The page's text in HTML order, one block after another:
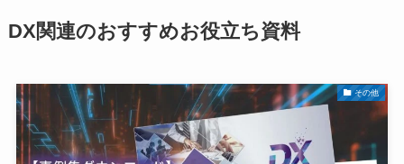
DX関連のおすすめお役立ち資料
その他